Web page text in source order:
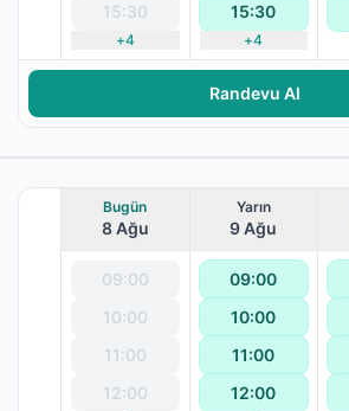
15:30
+4
15:30
+4
Randevu Al
Bugün
8 Ağu
09:00
10:00
11:00
12:00
Yarın
9 Ağu
09:00
10:00
11:00
12:00